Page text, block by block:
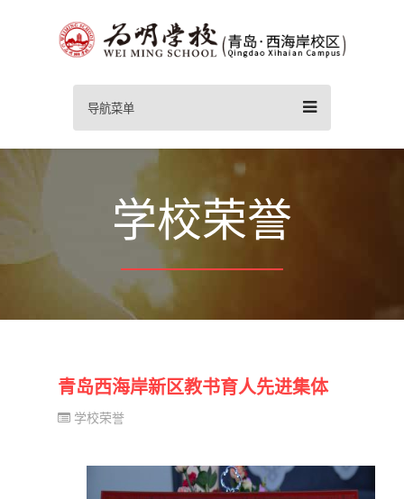
导航菜单
学校荣誉
青岛西海岸新区教书育人先进集体
学校荣誉